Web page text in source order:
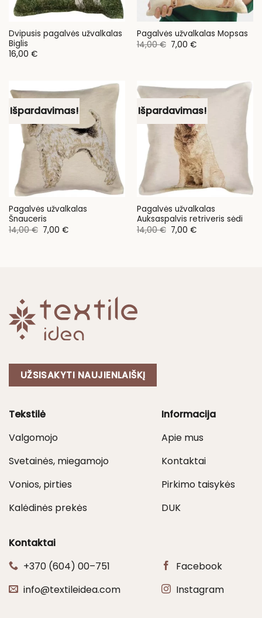
Dvipusis pagalvės užvalkalas
Biglis
16,00 €
Pagalvės užvalkalas Mopsas
14,00€ Original
price
7,00 €Current
Išpardavimas!
Pagalvės užvalkalas
Šnauceris
14,00€ Original
price
7,00 €Current
Išpardavimas!
Pagalvės užvalkalas
Auksaspalvis retriveris sėdi
14,00€ Original
price
7,00 €Current
UŽSISAKYTI NAUJIENLAIŠKĮ
Tekstilė
Valgomojo
Svetainės, miegamojo
Vonios, pirties
Kalėdinės prekės
Informacija
Apie mus
Kontaktai
Pirkimo taisykės
DUK
Kontaktai
+370 (604) 00–751
info@textileidea.com
Facebook
Instagram